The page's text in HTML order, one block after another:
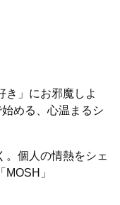
き」にお邪魔しよ
める、心温まるシ
。個人の情熱をシェ
」